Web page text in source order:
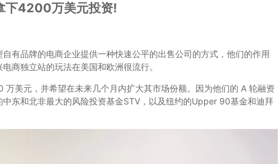
4200万美元投资!
品牌的电商企业提供一种快速公平的出售公司的方式，他们的作用
商独立站的玩法在美国和欧洲很流行。
元，并希望在未来几个月内扩大其市场份额。因为他们的 A 轮融资
东和北非最大的风险投资基金STV，以及纽约的Upper 90基金和迪拜